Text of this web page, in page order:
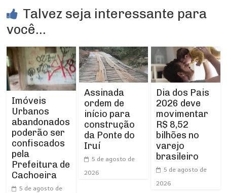
Talvez seja interessante para
você...
Imóveis
Urbanos
abandonados
poderão ser
confiscados
pela
Prefeitura de
Cachoeira
5 de agosto de
Assinada
ordem de
início para
construção
da Ponte do
Iruí
5 de agosto de
2026
Dia dos Pais
2026 deve
movimentar
R$ 8,52
bilhões no
varejo
brasileiro
5 de agosto de
2026